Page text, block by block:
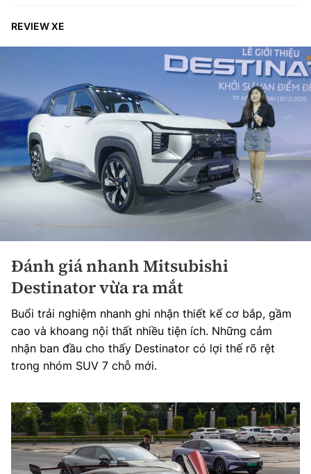
REVIEW XE
Đánh giá nhanh Mitsubishi
Destinator vừa ra mắt
Buổi trải nghiệm nhanh ghi nhận thiết kế cơ bắp, gầm
cao và khoang nội thất nhiều tiện ích. Những cảm
nhận ban đầu cho thấy Destinator có lợi thế rõ rệt
trong nhóm SUV 7 chỗ mới.